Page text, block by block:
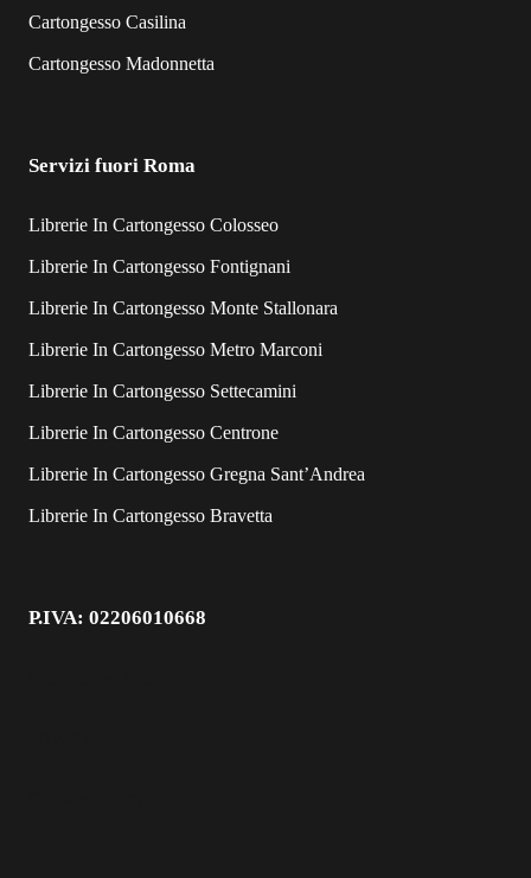
Cartongesso Casilina
Cartongesso Madonnetta
Servizi fuori Roma
Librerie In Cartongesso Colosseo
Librerie In Cartongesso Fontignani
Librerie In Cartongesso Monte Stallonara
Librerie In Cartongesso Metro Marconi
Librerie In Cartongesso Settecamini
Librerie In Cartongesso Centrone
Librerie In Cartongesso Gregna Sant’Andrea
Librerie In Cartongesso Bravetta
P.IVA: 02206010668